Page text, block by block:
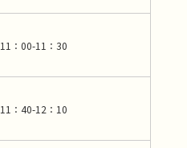
11：00-11：30
11：40-12：10